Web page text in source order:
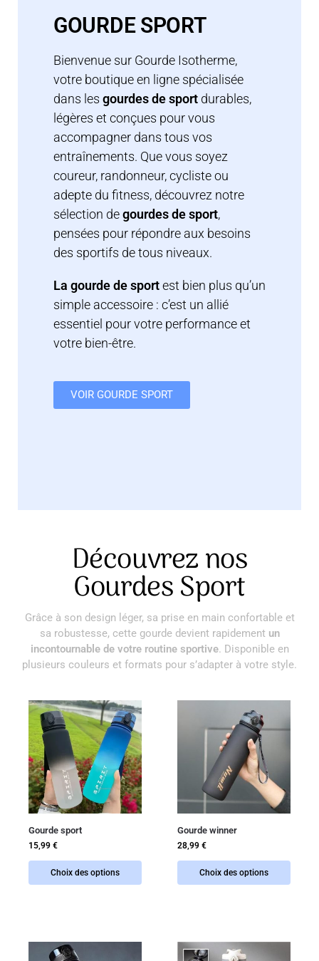
GOURDE SPORT
Bienvenue sur Gourde Isotherme,
votre boutique en ligne spécialisée
dans les gourdes de sport durables,
légères et conçues pour vous
accompagner dans tous vos
entraînements. Que vous soyez
coureur, randonneur, cycliste ou
adepte du fitness, découvrez notre
sélection degourdes de sport,
pensées pour répondre aux besoins
des sportifs de tous niveaux.
La gourde de sportest bien plus qu’un
simple accessoire : c’est un allié
essentiel pour votre performance et
votre bien-être.
VOIR GOURDE SPORT
Découvrez nos
Gourdes Sport
Grâce à son design léger, sa prise en main confortable et
sa robustesse, cette gourde devient rapidement un
incontournable de votre routine sportive. Disponible en
plusieurs couleurs et formats pour s’adapter à votre style.
Gourde sport
15,99 €
Choix des options
Gourde winner
28,99 €
Choix des options